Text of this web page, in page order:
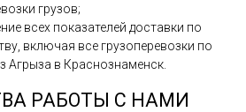
грузов;
всех показателей доставки по
включая все грузоперевозки по
Агрыза в Краснознаменск.
РАБОТЫ С НАМИ